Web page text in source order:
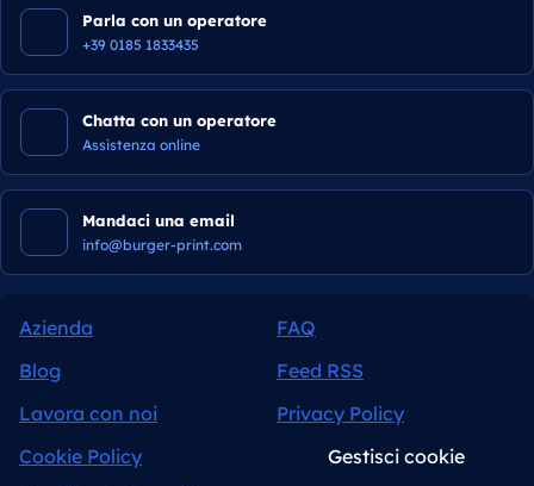
Parla con un operatore
+39 0185 1833435
Chatta con un operatore
Assistenza online
Mandaci una email
info@burger-print.com
Azienda
FAQ
Blog
Feed RSS
Lavora con noi
Privacy Policy
Cookie Policy
Gestisci cookie